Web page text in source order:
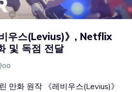
우스(Levius)》, Netflix
및 독점 전달
만화 원작 《레비우스(Levius)》